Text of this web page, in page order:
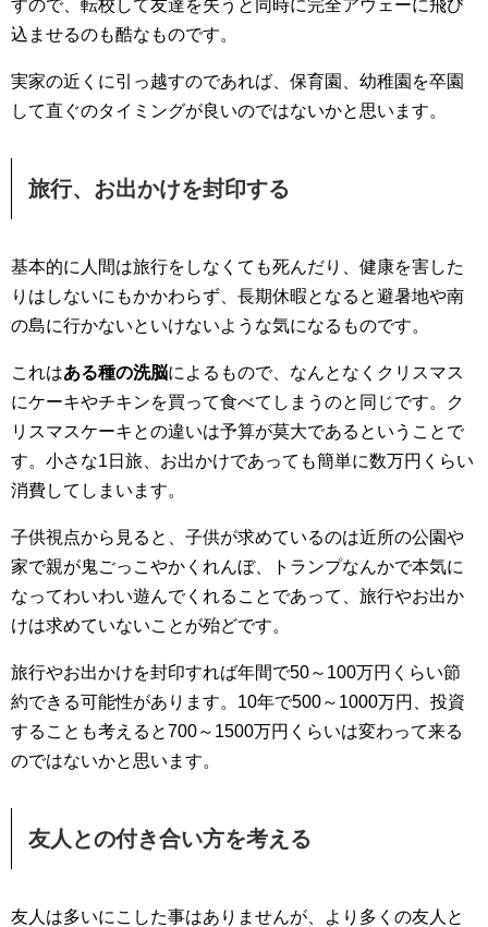
すので、転校して友達を失うと同時に完全アウェーに飛び
込ませるのも酷なものです。
実家の近くに引っ越すのであれば、保育園、幼稚園を卒園
して直ぐのタイミングが良いのではないかと思います。
旅行、お出かけを封印する
基本的に人間は旅行をしなくても死んだり、健康を害した
りはしないにもかかわらず、長期休暇となると避暑地や南
の島に行かないといけないような気になるものです。
これはある種の洗脳によるもので、なんとなくクリスマス
にケーキやチキンを買って食べてしまうのと同じです。ク
リスマスケーキとの違いは予算が莫大であるということで
す。小さな1日旅、お出かけであっても簡単に数万円くらい
消費してしまいます。
子供視点から見ると、子供が求めているのは近所の公園や
家で親が鬼ごっこやかくれんぼ、トランプなんかで本気に
なってわいわい遊んでくれることであって、旅行やお出か
けは求めていないことが殆どです。
旅行やお出かけを封印すれば年間で50～100万円くらい節
約できる可能性があります。10年で500～1000万円、投資
することも考えると700～1500万円くらいは変わって来る
のではないかと思います。
友人との付き合い方を考える
友人は多いにこした事はありませんが、より多くの友人と